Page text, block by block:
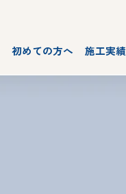
初めての方へ 施工実績